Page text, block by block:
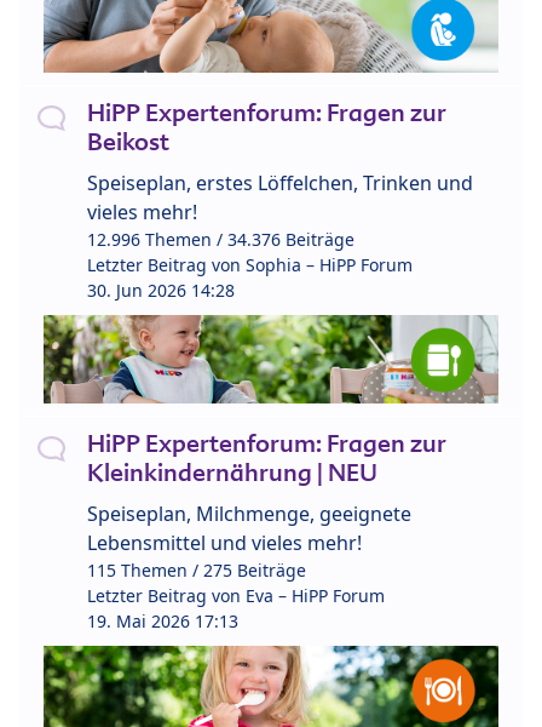
HiPP Expertenforum: Fragen zur
Beikost
Speiseplan, erstes Löffelchen, Trinken und
vieles mehr!
12.996 Themen / 34.376 Beiträge
Letzter Beitrag von Sophia – HiPP Forum
30. Jun 2026 14:28
HiPP Expertenforum: Fragen zur
Kleinkindernährung | NEU
Speiseplan, Milchmenge, geeignete
Lebensmittel und vieles mehr!
115 Themen / 275 Beiträge
Letzter Beitrag von Eva – HiPP Forum
19. Mai 2026 17:13